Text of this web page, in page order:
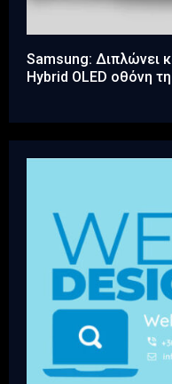
Samsung: Διπλώνει
Hybrid OLED οθόνη